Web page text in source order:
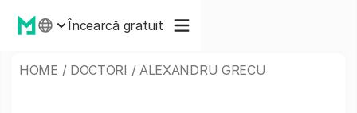
Încearcă gratuit
HOME / DOCTORI / ALEXANDRU GRECU